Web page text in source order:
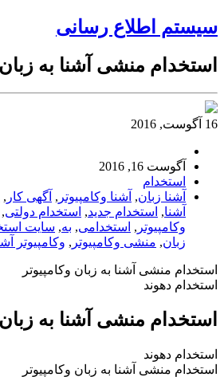
سیستم اطلاع رسانی
استخدام منشی آشنا به زبان
16 آگوست, 2016
آگوست 16, 2016
استخدام
آشنا زبان, آشنا وکامپیوتر , آگهی کار ,
آشنا, استخدام جدید, استخدام دولتی,
وکامپیوتر , استخدامی, به, سایت
زبان, منشی وکامپیوتر , وکامپیوتر
استخدام منشی آشنا به زبان وکامپیوتر
استخدام دهوند
استخدام منشی آشنا به زبان
استخدام دهوند
استخدام منشی آشنا به زبان وکامپیوتر